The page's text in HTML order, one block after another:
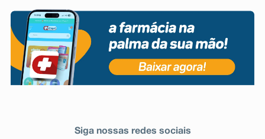
Siga nossas redes sociais